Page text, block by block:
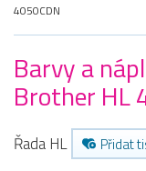
4050CDN
Barvy a
Brother HL
Řada HL Přidat